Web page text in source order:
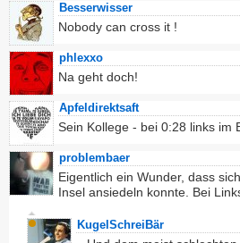
Besserwisser
Nobody can cross it !
phlexxo
Na geht doch!
Apfeldirektsaft
Sein Kollege - bei 0:28 links im
problembaer
Eigentlich ein Wunder, dass
Insel ansiedeln konnte. Bei
KugelSchreiBär